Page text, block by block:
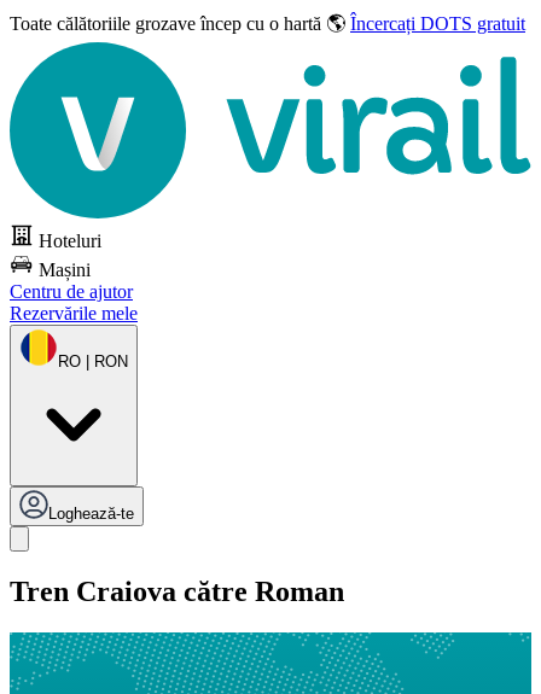
Toate călătoriile grozaveîncep cu o hartă 🌎 Încercați DOTS gratuit
Hoteluri
Mașini
Centru de ajutor
Rezervările mele
RO | RON
Loghează-te
Tren Craiova către Roman